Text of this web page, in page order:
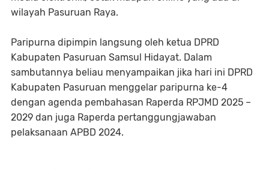
wilayah Pasuruan Raya.
Paripurna dipimpin langsung oleh ketua DPRD
Kabupaten Pasuruan Samsul Hidayat. Dalam
sambutannya beliau menyampaikan jika hari ini DPRD
Kabupaten Pasuruan menggelar paripurna ke-4
dengan agenda pembahasan Raperda RPJMD 2025 –
2029 dan juga Raperda pertanggungjawaban
pelaksanaan APBD 2024.